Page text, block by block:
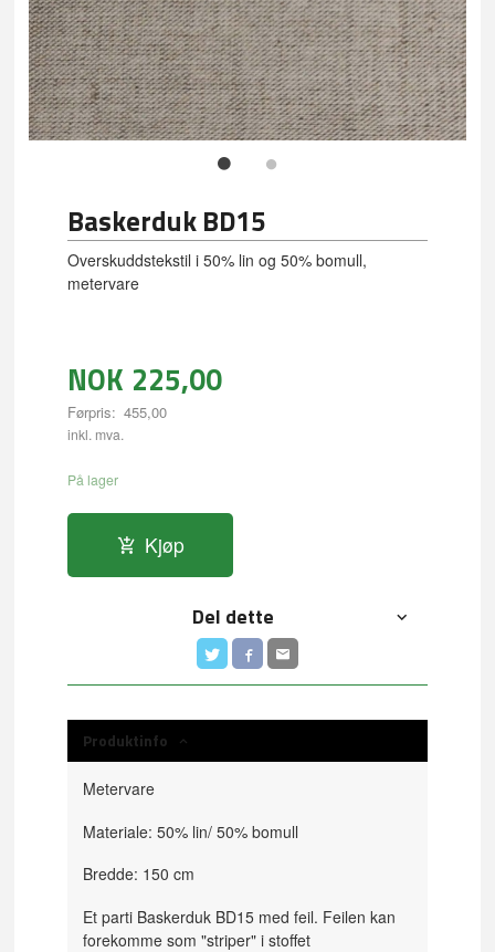
Baskerduk BD15
Overskuddstekstil i 50% lin og 50% bomull,
metervare
NOK 225,00
Førpris: 455,00
inkl. mva.
På lager
Kjøp
Del dette
Produktinfo
Metervare
Materiale: 50% lin/ 50% bomull
Bredde: 150 cm
Et parti Baskerduk BD15 med feil. Feilen kan
forekomme som "striper" i stoffet